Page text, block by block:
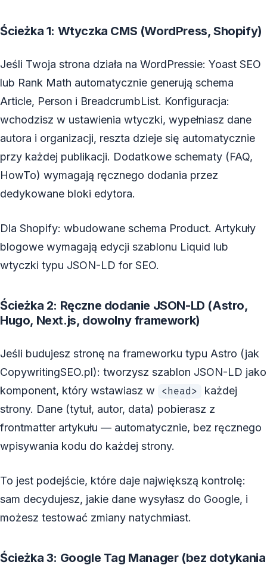
Ścieżka 1: Wtyczka CMS (WordPress, Shopify)
Jeśli Twoja strona działa na WordPressie: Yoast SEO
lub Rank Math automatycznie generują schema
Article, Person i BreadcrumbList. Konfiguracja:
wchodzisz w ustawienia wtyczki, wypełniasz dane
autora i organizacji, reszta dzieje się automatycznie
przy każdej publikacji. Dodatkowe schematy (FAQ,
HowTo) wymagają ręcznego dodania przez
dedykowane bloki edytora.
Dla Shopify: wbudowane schema Product. Artykuły
blogowe wymagają edycji szablonu Liquid lub
wtyczki typu JSON-LD for SEO.
Ścieżka 2: Ręczne dodanie JSON-LD (Astro,
Hugo, Next.js, dowolny framework)
Jeśli budujesz stronę na frameworku typu Astro (jak
CopywritingSEO.pl): tworzysz szablon JSON-LD jako
komponent, który wstawiasz w
<head>
każdej
strony. Dane (tytuł, autor, data) pobierasz z
frontmatter artykułu — automatycznie, bez ręcznego
wpisywania kodu do każdej strony.
To jest podejście, które daje największą kontrolę:
sam decydujesz, jakie dane wysyłasz do Google, i
możesz testować zmiany natychmiast.
Ścieżka 3: Google Tag Manager (bez dotykania